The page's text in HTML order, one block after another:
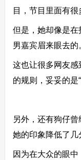
目，节目里面有很
但是，她却像是
男嘉宾眉来眼去的
这也让很多网友感
的规则，妥妥的是“
另外，还有狗仔
她的印象降低了几
因为在大众的眼中